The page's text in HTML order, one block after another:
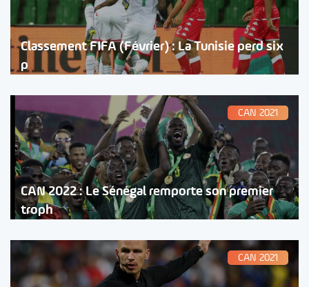
Classement FIFA (Février) : La Tunisie perd six
p
CAN 2021
CAN 2022 : Le Sénégal remporte son premier
troph
CAN 2021